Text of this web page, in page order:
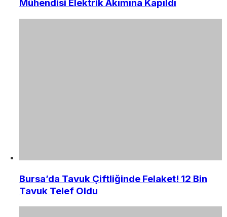
Mühendisi Elektrik Akımına Kapıldı
Bursa’da Tavuk Çiftliğinde Felaket! 12 Bin
Tavuk Telef Oldu